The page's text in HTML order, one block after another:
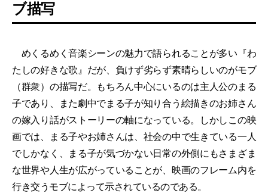
ブ描写
めくるめく音楽シーンの魅力で語られることが多い『わ
たしの好きな歌』だが、負けず劣らず素晴らしいのがモブ
（群衆）の描写だ。もちろん中心にいるのは主人公のまる
子であり、また劇中でまる子が知り合う絵描きのお姉さん
の嫁入り話がストーリーの軸になっている。しかしこの映
画では、まる子やお姉さんは、社会の中で生きている一人
でしかなく、まる子が気づかない日常の外側にもさまざま
な世界や人生が広がっていることが、映画のフレーム内を
行き交うモブによって示されているのである。